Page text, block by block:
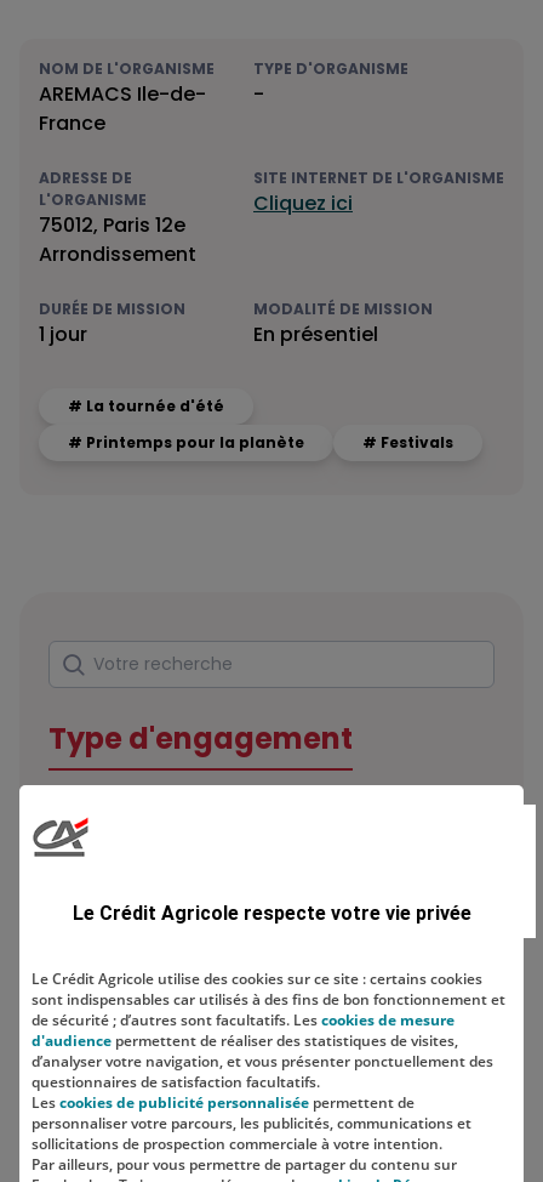
NOM DE L'ORGANISME
AREMACS Ile-de-
France
TYPE D'ORGANISME
-
ADRESSE DE
L'ORGANISME
75012, Paris 12e
Arrondissement
SITE INTERNET DE L'ORGANISME
Cliquez ici
DURÉE DE MISSION
1 jour
MODALITÉ DE MISSION
En présentiel
# La tournée d'été
# Printemps pour la planète
# Festivals
Rechercher
Votre recherche
Type d'engagement
Localisation
Le Crédit Agricole respecte votre vie privée
Le Crédit Agricole utilise des cookies sur ce site : certains cookies
sont indispensables car utilisés à des fins de bon fonctionnement et
de sécurité ; d’autres sont facultatifs. Lescookies de mesure
d'audience permettent de réaliser des statistiques de visites,
d’analyser votre navigation, et vous présenter ponctuellement des
questionnaires de satisfaction facultatifs.
Lescookies de publicité personnalisée permettent de
personnaliser votre parcours, les publicités, communications et
sollicitations de prospection commerciale à votre intention.
Par ailleurs, pour vous permettre de partager du contenu sur